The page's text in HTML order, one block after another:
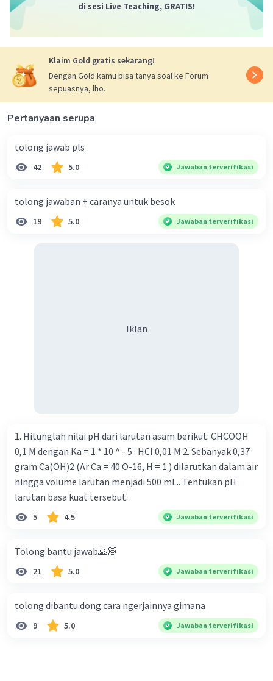
di sesi Live Teaching, GRATIS!
Klaim Gold gratis sekarang!
Dengan Gold kamu bisa tanya soal ke Forum
sepuasnya, lho.
Pertanyaan serupa
tolong jawab pls
42 5.0 Jawaban terverifikasi
tolong jawaban + caranya untuk besok
19 5.0 Jawaban terverifikasi
Iklan
1. Hitunglah nilai pH dari larutan asam berikut: CHCOOH
0,1 M dengan Ka = 1 * 10 ^ - 5 : HCI 0,01 M 2. Sebanyak 0,37
gram Ca(OH)2 (Ar Ca = 40 O-16, H = 1 ) dilarutkan dalam air
hingga volume larutan menjadi 500 mL.. Tentukan pH
larutan basa kuat tersebut.
5 4.5 Jawaban terverifikasi
Tolong bantu jawab🙏🏻
21 5.0 Jawaban terverifikasi
tolong dibantu dong cara ngerjainnya gimana
9 5.0 Jawaban terverifikasi